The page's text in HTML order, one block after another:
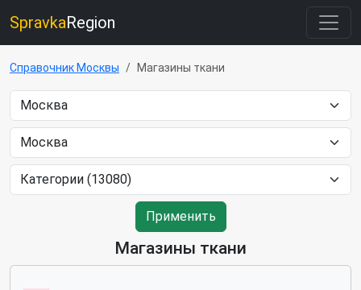
SpravkaRegion
Справочник Москвы Магазины ткани
Применить
Магазины ткани